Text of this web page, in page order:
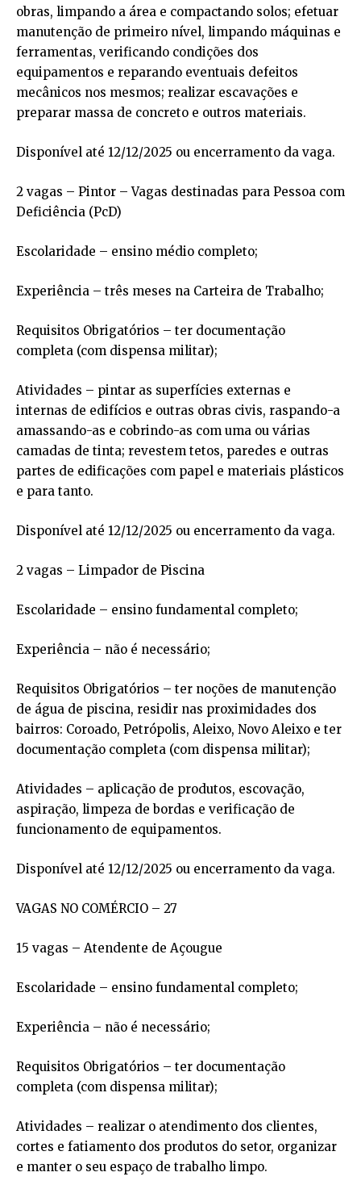
obras, limpando a área e compactando solos; efetuar
manutenção de primeiro nível, limpando máquinas e
ferramentas, verificando condições dos
equipamentos e reparando eventuais defeitos
mecânicos nos mesmos; realizar escavações e
preparar massa de concreto e outros materiais.
Disponível até 12/12/2025 ou encerramento da vaga.
2 vagas – Pintor – Vagas destinadas para Pessoa com
Deficiência (PcD)
Escolaridade – ensino médio completo;
Experiência – três meses na Carteira de Trabalho;
Requisitos Obrigatórios – ter documentação
completa (com dispensa militar);
Atividades – pintar as superfícies externas e
internas de edifícios e outras obras civis, raspando-a
amassando-as e cobrindo-as com uma ou várias
camadas de tinta; revestem tetos, paredes e outras
partes de edificações com papel e materiais plásticos
e para tanto.
Disponível até 12/12/2025 ou encerramento da vaga.
2 vagas – Limpador de Piscina
Escolaridade – ensino fundamental completo;
Experiência – não é necessário;
Requisitos Obrigatórios – ter noções de manutenção
de água de piscina, residir nas proximidades dos
bairros: Coroado, Petrópolis, Aleixo, Novo Aleixo e ter
documentação completa (com dispensa militar);
Atividades – aplicação de produtos, escovação,
aspiração, limpeza de bordas e verificação de
funcionamento de equipamentos.
Disponível até 12/12/2025 ou encerramento da vaga.
VAGAS NO COMÉRCIO – 27
15 vagas – Atendente de Açougue
Escolaridade – ensino fundamental completo;
Experiência – não é necessário;
Requisitos Obrigatórios – ter documentação
completa (com dispensa militar);
Atividades – realizar o atendimento dos clientes,
cortes e fatiamento dos produtos do setor, organizar
e manter o seu espaço de trabalho limpo.